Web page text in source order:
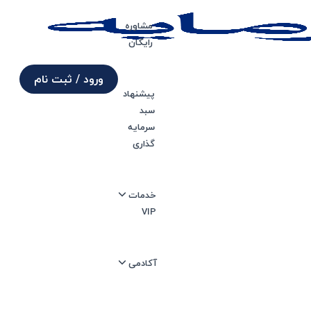
ورود / ثبت نام
مشاوره
رایگان
پیشنهاد
سبد
سرمایه
گذاری
خدمات
VIP
آکادمی
زمان انتشار 20 مهر 1401